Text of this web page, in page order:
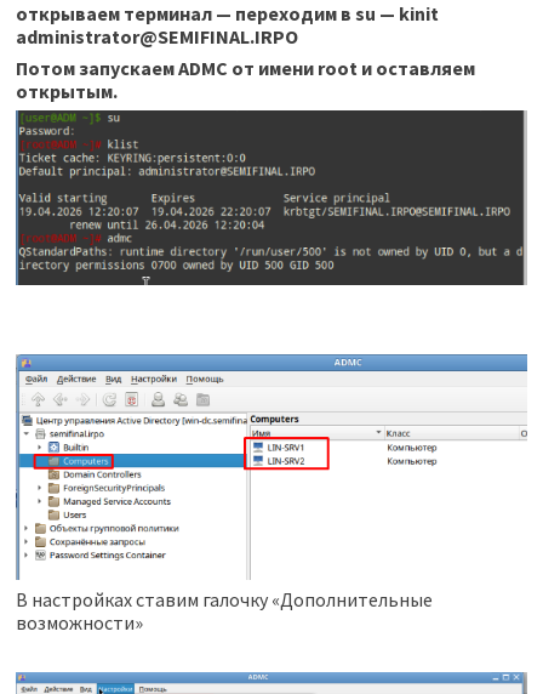
открываем терминал — переходим в su — kinit
administrator@SEMIFINAL.IRPO
Потом запускаем ADMC от имени root и оставляем
открытым.
В настройках ставим галочку «Дополнительные
возможности»